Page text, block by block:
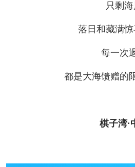
只剩海
落日和藏满惊
每一次
都是大海馈赠的
棋子湾·